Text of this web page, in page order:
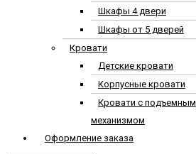
Шкафы 4 двери
Шкафы от 5 дверей
Кровати
Детские кровати
Корпусные кровати
Кровати с подъемным
механизмом
Оформление заказа